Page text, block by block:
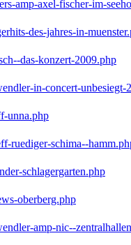
amp-axel-fischer-im-
des-jahres-in-
das-konzert-2009.php
in-concert-unbesiegt-
unna.php
ruediger-schima--
schlagergarten.php
oberberg.php
amp-nic--